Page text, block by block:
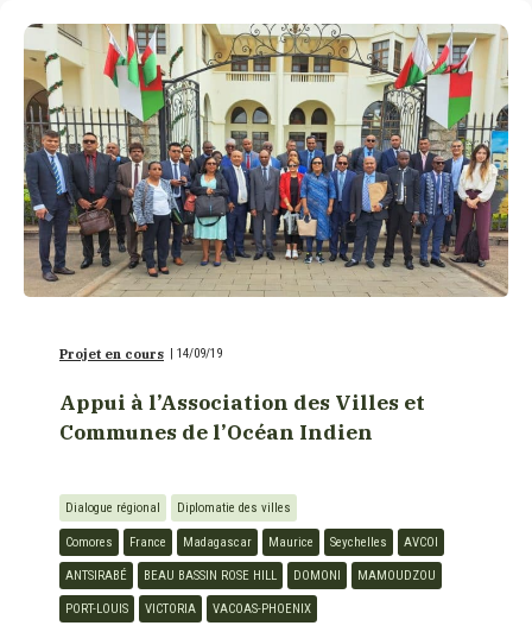
Projet en cours | 14/09/19
Appui à l’Association des Villes et
Communes de l’Océan Indien
Dialogue régional Diplomatie des villes
Comores France Madagascar Maurice Seychelles AVCOI
ANTSIRABÉ BEAU BASSIN ROSE HILL DOMONI MAMOUDZOU
PORT-LOUIS VICTORIA VACOAS-PHOENIX